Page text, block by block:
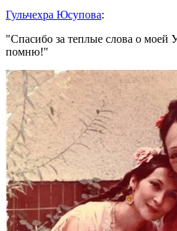
Гульчехра Юсупова:
Cпасибо за теплые слова о
помню!